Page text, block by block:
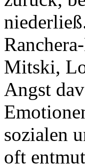
Mitski,
Angst
sozialen
oft